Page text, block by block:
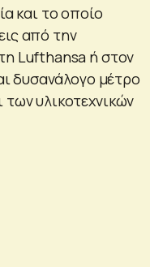
και το οποίο
από την
Lufthansa ή στον
δυσανάλογο μέτρο
υλικοτεχνικών